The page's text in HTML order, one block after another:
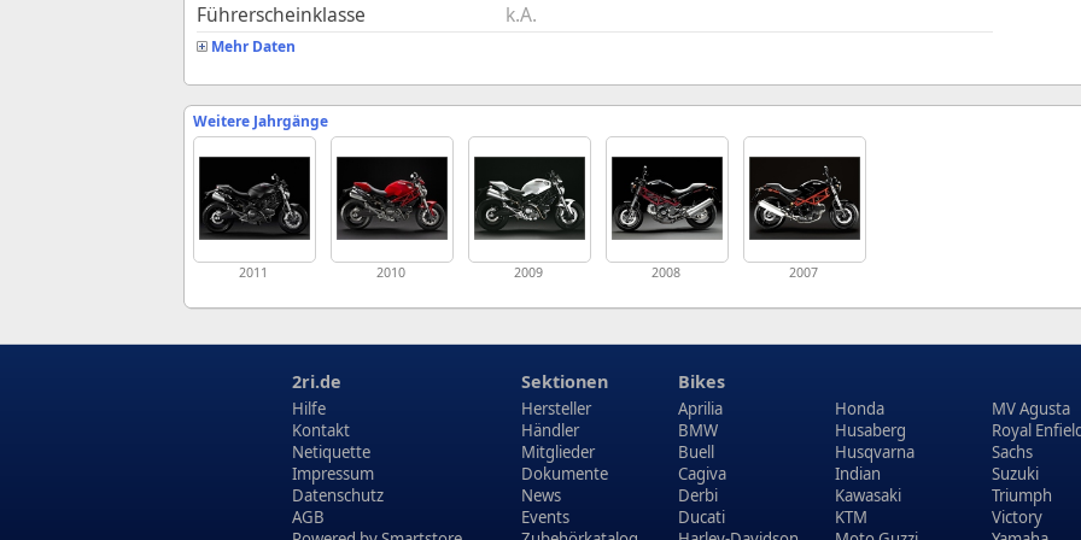
Führerscheinklasse k.A.
Mehr Daten
Weitere Jahrgänge
2011 2010 2009 2008 2007
2ri.de
Hilfe
Kontakt
Netiquette
Impressum
Datenschutz
AGB
Sektionen
Hersteller
Händler
Mitglieder
Dokumente
News
Events
Bikes
Aprilia
BMW
Buell
Cagiva
Derbi
Ducati
Honda
Husaberg
Husqvarna
Indian
Kawasaki
KTM
MV Agusta
Royal
Sachs
Suzuki
Triumph
Victory